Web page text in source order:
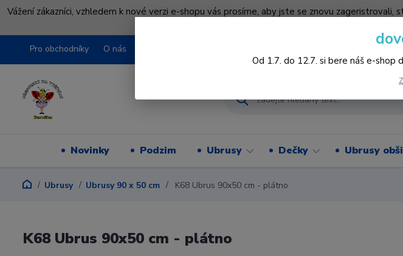
Vážení zákazníci, vzhledem k nové verzi e-shopu vás prosíme, aby jste se znovu
Pro obchodníky O nás
Novinky Podzim Ubrusy Dečky Ubrusy
Ubrusy Ubrusy 90 x 50 cm K68 Ubrus 90x50 cm - plátno
K68 Ubrus 90x50 cm - plátno
Od 1.7. do 12.7. si bere náš e-